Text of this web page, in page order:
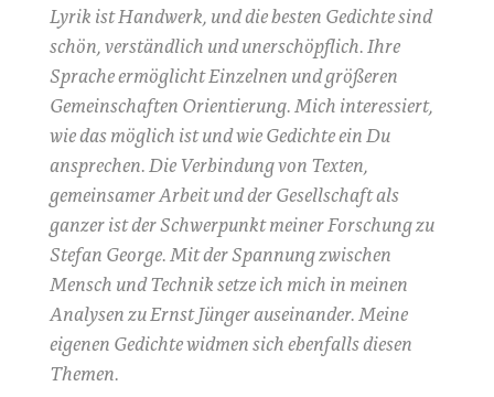
Lyrik ist Handwerk, und die besten Gedichte sind
schön, verständlich und unerschöpflich. Ihre
Sprache ermöglicht Einzelnen und größeren
Gemeinschaften Orientierung. Mich interessiert,
wie das möglich ist und wie Gedichte ein Du
ansprechen. Die Verbindung von Texten,
gemeinsamer Arbeit und der Gesellschaft als
ganzer ist der Schwerpunkt meiner Forschung zu
Stefan George. Mit der Spannung zwischen
Mensch und Technik setze ich mich in meinen
Analysen zu Ernst Jünger auseinander. Meine
eigenen Gedichte widmen sich ebenfalls diesen
Themen.